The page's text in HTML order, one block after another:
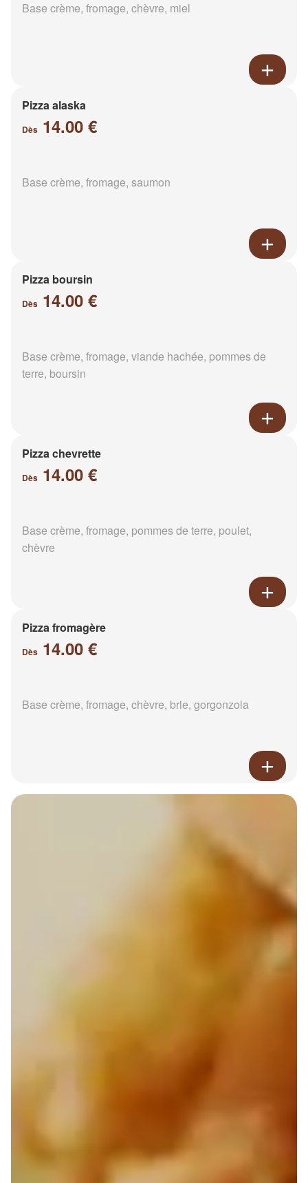
Base crème, fromage, chèvre, miel
Pizza alaska
Dès 14.00 €
Base crème, fromage, saumon
Pizza boursin
Dès 14.00 €
Base crème, fromage, viande hachée, pommes de
terre, boursin
Pizza chevrette
Dès 14.00 €
Base crème, fromage, pommes de terre, poulet,
chèvre
Pizza fromagère
Dès 14.00 €
Base crème, fromage, chèvre, brie, gorgonzola